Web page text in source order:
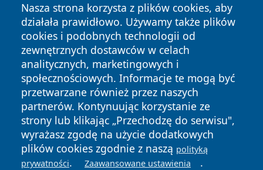
Nasza strona korzysta z plików cookies, aby
działała prawidłowo. Używamy także plików
cookies i podobnych technologii od
zewnętrznych dostawców w celach
analitycznych, marketingowych i
społecznościowych. Informacje te mogą być
przetwarzane również przez naszych
partnerów. Kontynuując korzystanie ze
strony lub klikając „Przechodzę do serwisu",
wyrażasz zgodę na użycie dodatkowych
plików cookies zgodnie z naszą polityką
prywatności. Zaawansowane ustawienia .
Copyright © 2026 wejherowski24.pl Wszystkie prawa
zastrzeżone.
News Autorzy
Polityka
Prywatności
Polityka
Cookies